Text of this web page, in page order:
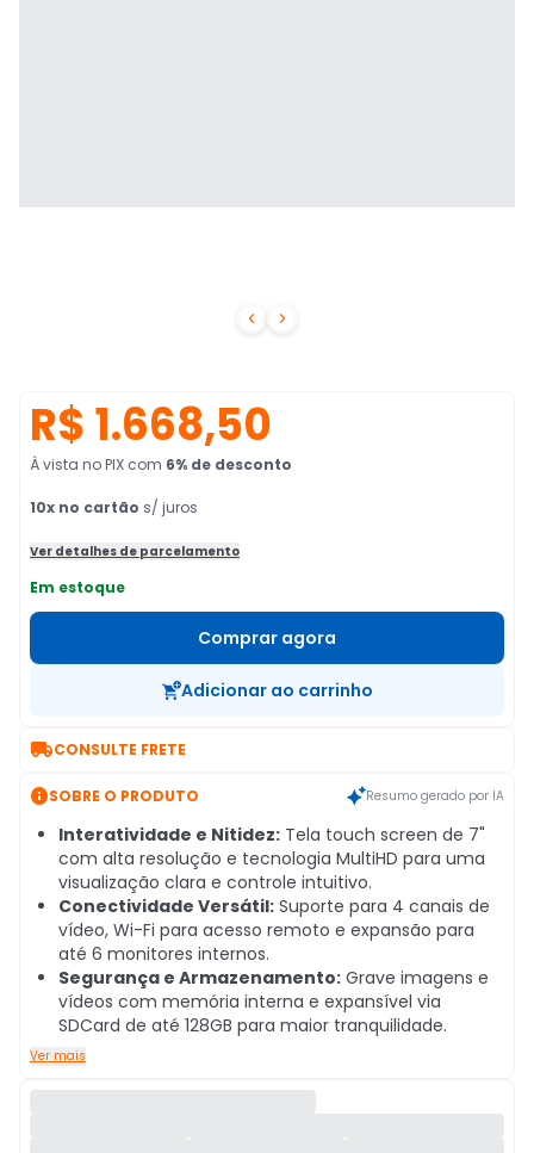
 
R$ 1.668,50
À vista no PIX com 6% de desconto
10x no cartão s/ juros
Ver detalhes de parcelamento
Em estoque
Comprar agora
Adicionar ao carrinho
CONSULTE FRETE
SOBRE O PRODUTO Resumo gerado por IA
Interatividade e Nitidez: Tela touch screen de 7"
com alta resolução e tecnologia MultiHD para uma
visualização clara e controle intuitivo.
Conectividade Versátil: Suporte para 4 canais de
vídeo, Wi-Fi para acesso remoto e expansão para
até 6 monitores internos.
Segurança e Armazenamento: Grave imagens e
vídeos com memória interna e expansível via
SDCard de até 128GB para maior tranquilidade.
Ver mais